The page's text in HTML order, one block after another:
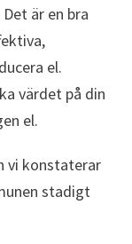
är en bra
el.
värdet på din
el.
vi konstaterar
stadigt